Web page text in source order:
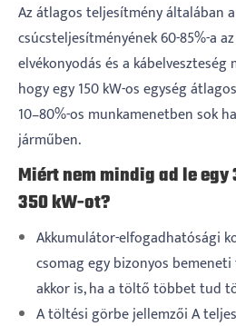
Az átlagos teljesítmény általában
csúcsteljesítményének 60-85%-a
elvékonyodás és a kábelveszteség
hogy egy 150 kW-os egység
10–80%-os munkamenetben sok
járműben.
Miért nem mindig ad le
350 kW-ot?
Akkumulátor-elfogadhatósági
csomag egy bizonyos
akkor is, ha a töltő többet tud
A töltési görbe jellemzői A